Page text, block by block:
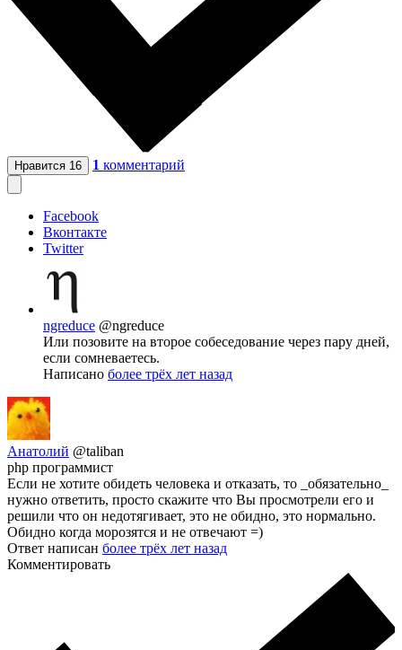
Нравится 16 1 комментарий
Facebook
Вконтакте
Twitter
ngreduce @ngreduce
Или позовите на второе собеседование через пару дней,
если сомневаетесь.
Написано более трёх лет назад
Анатолий @taliban
php программист
Если не хотите обидеть человека и отказать, то _обязательно_
нужно ответить, просто скажите что Вы просмотрели его и
решили что он недотягивает, это не обидно, это нормально.
Обидно когда морозятся и не отвечают =)
Ответ написан более трёх лет назад
Комментировать